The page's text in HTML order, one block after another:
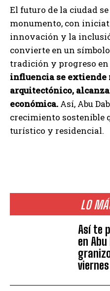
LO
Así te
en
viernes
El futuro de la ciudad
monumento, con
innovación y la
convierte en un
tradición y progreso
influencia se extiende
arquitectónico,
económica. Así, Abu
crecimiento sostenible
turístico y residencial.